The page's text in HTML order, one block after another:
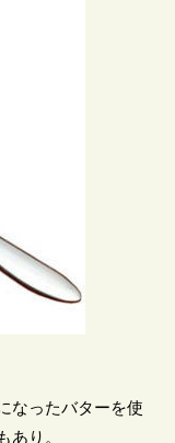
なったバターを使
あり。